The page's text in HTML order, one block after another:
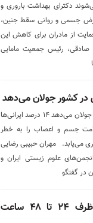
دکترای بهداشت باروری و
جسمی و روانی سقط جنین،
از مادران برای کاهش این
صادقی، رئیس جمعیت مامایی
در کشور جولان می‌دهد
این بیماری خطرناک چراغ خاموش در کشور جولان می‌دهد ۱۴ درصد ایرانی‌ها
جسم و اعصاب را به خطر
می‌یابد. مهران حبیبی رضایی
علوم زیستی ایران و
در گفتگو
کیت تشخیصی که عفونت را ظرف ۲۴ تا ۴۸ ساعت